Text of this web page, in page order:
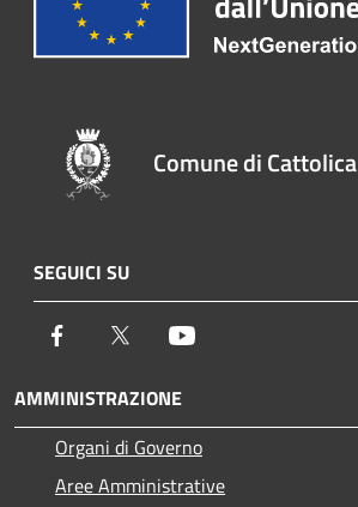
Comune di Cattolica
SEGUICI SU
Facebook Twitter
AMMINISTRAZIONE
Organi di Governo
Aree Amministrative